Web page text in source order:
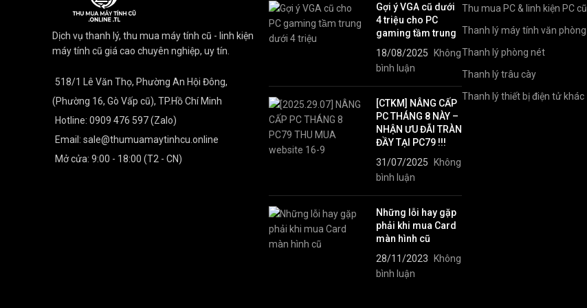
Dịch vụ thanh lý, thu mua máy tính cũ - linh kiện
máy tính cũ giá cao chuyên nghiệp, uy tín.
518/1 Lê Văn Thọ, Phường An Hội Đông,
(Phường 16, Gò Vấp cũ), TP.Hồ Chí Minh
Hotline: 0909 476 597 (Zalo)
Email: sale@thumuamaytinhcu.online
Mở cửa: 9:00 - 18:00 (T2 - CN)
Gợi ý VGA cũ dưới
4 triệu cho PC
gaming tầm trung
18/08/2025
Không
bình luận
[CTKM] NÂNG CẤP
PC THÁNG 8 NÀY –
NHẬN ƯU ĐÃI TRÀN
ĐẦY TẠI PC79 !!!
31/07/2025
Không
bình luận
Những lỗi hay gặp
phải khi mua Card
màn hình cũ
28/11/2023
Không
bình luận
Thu mua PC & linh kiện PC cũ
Thanh lý máy tính văn phòng
Thanh lý phòng nét
Thanh lý trâu cày
Thanh lý thiết bị điện tử khác